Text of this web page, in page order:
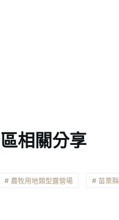
相關分享
# 農牧用地類型露營場 # 苗栗